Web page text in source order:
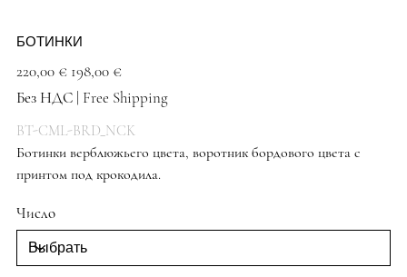
БОТИНКИ
Первоначальная
цена
220,00 € Спеццена
198,00 €
Без НДС | Free Shipping
BT-CML-BRD_NCK
Ботинки верблюжьего цвета, воротник бордового цвета с
принтом под крокодила.
Число